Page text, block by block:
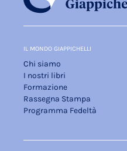
IL MONDO GIAPPICHELLI
Chi siamo
I nostri libri
Formazione
Rassegna Stampa
Programma Fedeltà